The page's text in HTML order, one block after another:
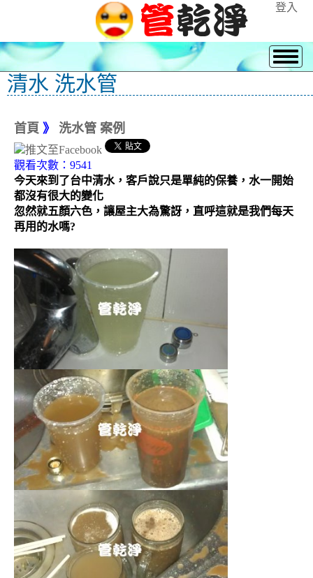
登入
清水 洗水管
首頁 》 洗水管 案例
觀看次數：9541
今天來到了台中清水，客戶說只是單純的保養，水一開始
都沒有很大的變化
忽然就五顏六色，讓屋主大為驚訝，直呼這就是我們每天
再用的水嗎?